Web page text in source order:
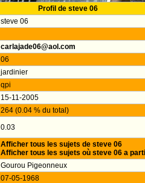
Profil de steve 06
steve 06
carlajade06@aol.com
06
jardinier
qpi
15-11-2005
264 (0.04 % du total)
0.03
Afficher tous les sujets de steve 06
Afficher tous les sujets où steve 06 a
Gourou Pigeonneux
07-05-1968